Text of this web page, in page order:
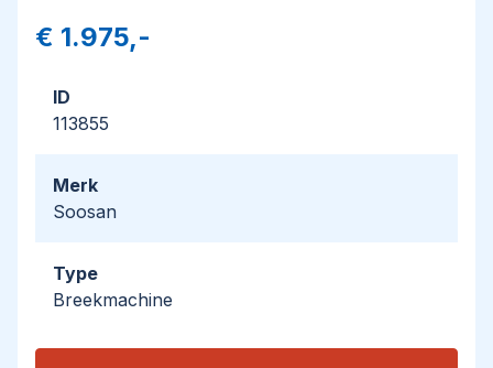
€ 1.975,-
ID
113855
Merk
Soosan
Type
Breekmachine